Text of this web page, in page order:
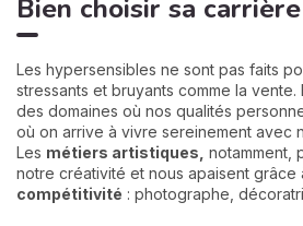
Bien choisir sa carrière
Les hypersensibles ne sont pas faits
stressants et bruyants comme la
des domaines où nos qualités
où on arrive à vivre sereinement avec
Les métiers artistiques, notamment,
notre créativité et nous apaisent grâce
compétitivité : photographe,